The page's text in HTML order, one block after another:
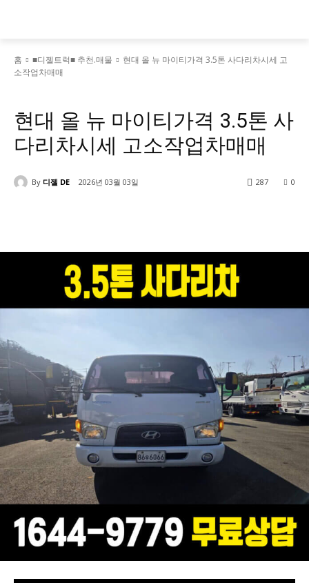
홈 ■디젤트럭■ 추천.매물
현대 올 뉴 마이티가격 3.5톤 사다리차시세 고
소작업차매매
현대 올 뉴 마이티가격 3.5톤 사
다리차시세 고소작업차매매
By 디젤 DE 2026년 03월 03일 0
287